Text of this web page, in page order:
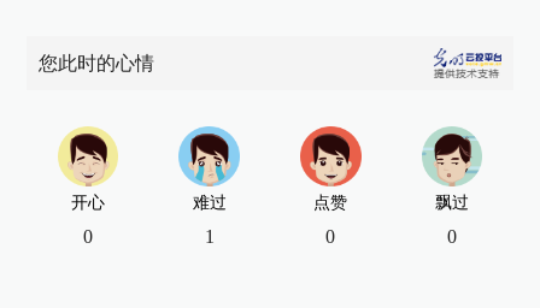
您此时的心情
开心
0
难过
1
点赞
0
飘过
0